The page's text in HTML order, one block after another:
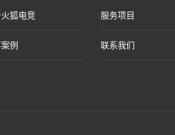
狐电竞 服务项目
例 联系我们